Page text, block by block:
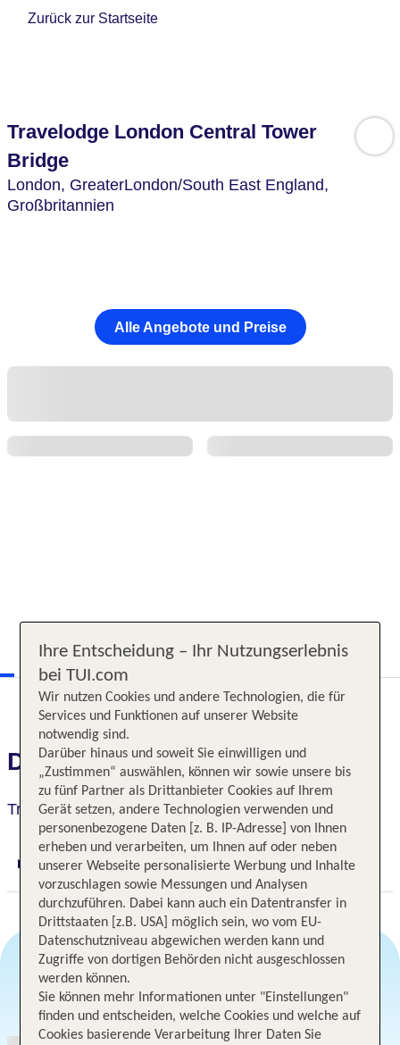
Zurück zur Startseite
Travelodge London Central Tower
Bridge
London, GreaterLondon/South East England,
Großbritannien
Alle Angebote und Preise
Das erwartet Sie
Travelodge London Central Tower Bridge
Digitaler und telefonischer 24/7 TUI Service
Angebotsauswahl
Ihre Entscheidung – Ihr Nutzungserlebnis
bei TUI.com
Wir nutzen Cookies und andere Technologien, die für
Services und Funktionen auf unserer Website
notwendig sind.
Darüber hinaus und soweit Sie einwilligen und
„Zustimmen“ auswählen, können wir sowie unsere bis
zu fünf Partner als Drittanbieter Cookies auf Ihrem
Gerät setzen, andere Technologien verwenden und
personenbezogene Daten [z. B. IP-Adresse] von Ihnen
erheben und verarbeiten, um Ihnen auf oder neben
unserer Webseite personalisierte Werbung und Inhalte
vorzuschlagen sowie Messungen und Analysen
durchzuführen. Dabei kann auch ein Datentransfer in
Drittstaaten [z.B. USA] möglich sein, wo vom EU-
Datenschutzniveau abgewichen werden kann und
Zugriffe von dortigen Behörden nicht ausgeschlossen
werden können.
Sie können mehr Informationen unter "Einstellungen"
finden und entscheiden, welche Cookies und welche auf
Cookies basierende Verarbeitung Ihrer Daten Sie